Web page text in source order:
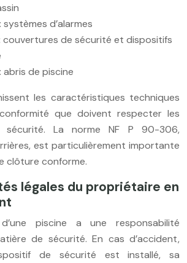
d’alarmes
couvertures de sécurité et dispositifs
abris de piscine
les caractéristiques techniques
que doivent respecter les
sécurité. La norme NF P 90-306,
est particulièrement importante
clôture conforme.
légales du propriétaire en
piscine a une responsabilité
de sécurité. En cas d’accident,
de sécurité est installé, sa